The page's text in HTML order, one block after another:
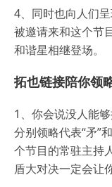
4、同时也向人们
被邀请来和这个节
和谐星相继登场。
拓也链接陪你领
1、你会说没人能
分别领略代表“矛”
个节目的常驻主持
盾大对决一定会让